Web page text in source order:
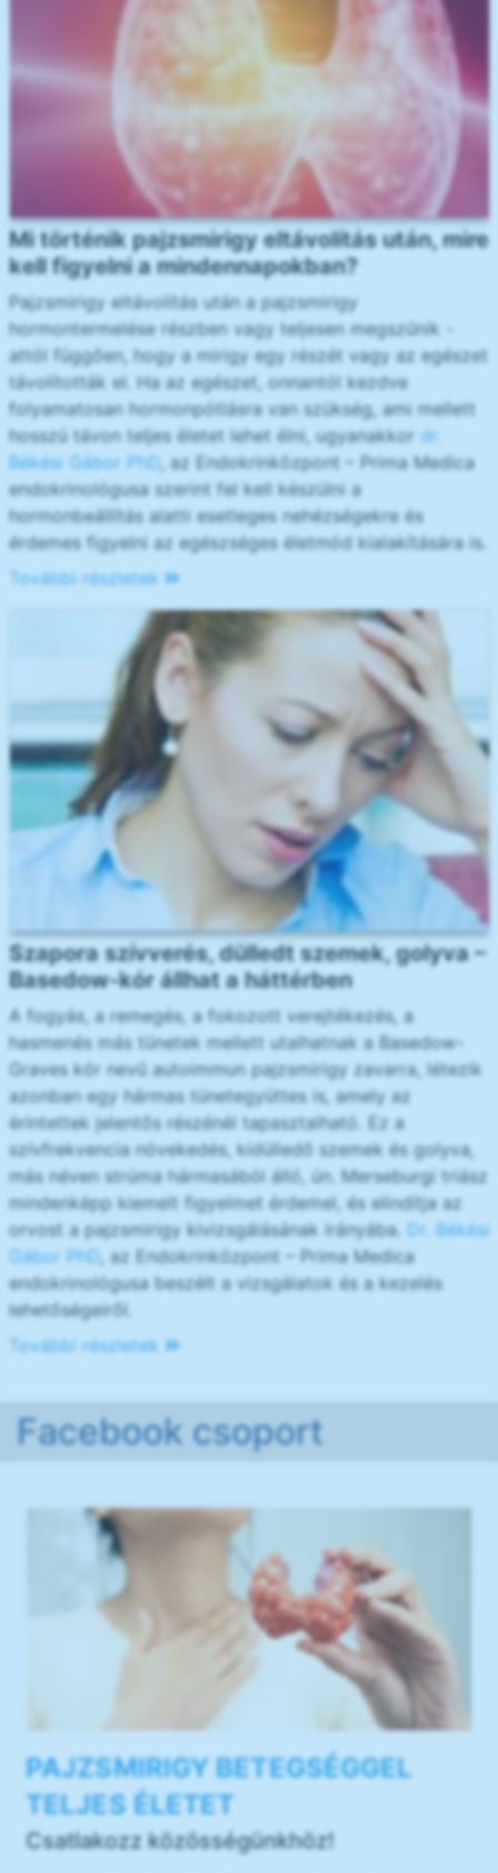
Mi történik pajzsmirigy eltávolítás után, mire
kell figyelni a mindennapokban?
Pajzsmirigy eltávolítás után a pajzsmirigy
hormontermelése részben vagy teljesen megszűnik -
attól függően, hogy a mirigy egy részét vagy az egészet
távolították el. Ha az egészet, onnantól kezdve
folyamatosan hormonpótlásra van szükség, ami mellett
hosszú távon teljes életet lehet élni, ugyanakkor dr.
Békési Gábor PhD
, az Endokrinközpont – Prima Medica
endokrinológusa szerint fel kell készülni a
hormonbeállítás alatti esetleges nehézségekre és
érdemes figyelni az egészséges életmód kialakítására is.
További részletek
Szapora szívverés, dülledt szemek, golyva –
Basedow-kór állhat a háttérben
A fogyás, a remegés, a fokozott verejtékezés, a
hasmenés más tünetek mellett utalhatnak a Basedow-
Graves kór nevű autoimmun pajzsmirigy zavarra, létezik
azonban egy hármas tünetegyüttes is, amely az
érintettek jelentős részénél tapasztalható. Ez a
szívfrekvencia növekedés, kidülledő szemek és golyva,
más néven strúma hármasából álló, ún. Merseburgi triász
mindenképp kiemelt figyelmet érdemel, és elindítja az
orvost a pajzsmirigy kivizsgálásának irányába. Dr. Békési
Gábor PhD, az Endokrinközpont – Prima Medica
endokrinológusa beszélt a vizsgálatok és a kezelés
lehetőségeiről.
További részletek
Facebook csoport
PAJZSMIRIGY BETEGSÉGGEL
TELJES ÉLETET
Csatlakozz közösségünkhöz!